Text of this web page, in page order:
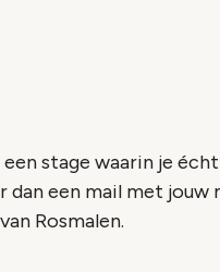
stage waarin je
een mail met jouw
Rosmalen.